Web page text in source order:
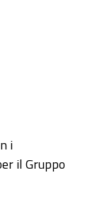
i
il Gruppo